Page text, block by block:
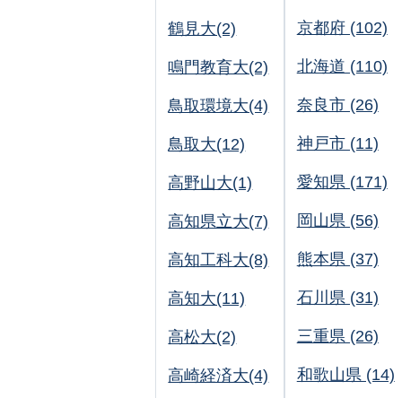
鶴見大(2)
鳴門教育大(2)
鳥取環境大(4)
鳥取大(12)
高野山大(1)
高知県立大(7)
高知工科大(8)
高知大(11)
高松大(2)
高崎経済大(4)
京都府 (102)
北海道 (110)
奈良市 (26)
神戸市 (11)
愛知県 (171)
岡山県 (56)
熊本県 (37)
石川県 (31)
三重県 (26)
和歌山県 (14)